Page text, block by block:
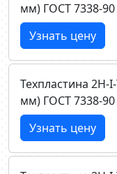
мм) ГОСТ 7338-90
Узнать цену
Техпластина
мм) ГОСТ 7338-90
Узнать цену